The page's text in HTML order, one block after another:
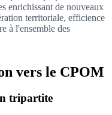
enrichissant de nouveaux
territoriale, efficience
à l'ensemble des
vers le CPOM
tripartite